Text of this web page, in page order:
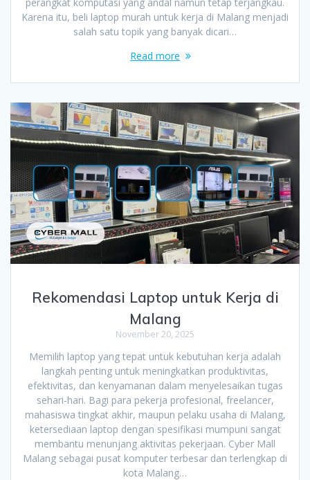
perangkat komputasi yang andal namun tetap terjangkau.
Karena itu, beli laptop murah untuk kerja di Malang menjadi
salah satu topik yang banyak dicari…
Read more
Rekomendasi Laptop untuk Kerja di
Malang
November 20, 2025
Memilih laptop yang tepat untuk kebutuhan kerja adalah
langkah penting untuk meningkatkan produktivitas,
efektivitas, dan kenyamanan dalam menyelesaikan tugas
sehari-hari. Bagi para pekerja profesional, freelancer,
mahasiswa tingkat akhir, maupun pelaku usaha di Malang,
ketersediaan laptop dengan spesifikasi mumpuni sangat
membantu menunjang aktivitas pekerjaan. Cyber Mall
Malang sebagai pusat komputer terbesar dan terlengkap di
kota Malang…